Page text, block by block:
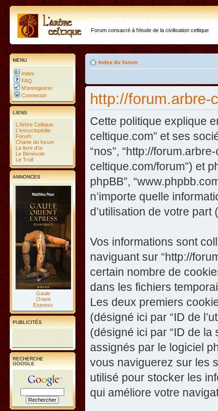
http://forum.arbre-
Forum consacré à l'étude de la civilisation celtique
MENU
Index
FAQ
M’enregistrer
Connexion
LIENS
L'Arbre Celtique
L'encyclopédie
Forum
Charte du forum
Le livre d'or
Le Bénévole
Le Troll
ANNONCES
Gaule
Orient
Express
PUBLICITÉS
RECHERCHE
GOOGLE
Index du forum
http://forum.arbre-
Cette politique explique
celtique.com” et ses
“nos”, “http://
celtique.com/forum”) et
phpBB”,
n’importe quelle
d’utilisation de votre part
Vos informations sont
naviguant sur “http://
certain nombre de
dans les fichiers
Les deux premiers
(désigné ici par “ID de
(désigné ici par “ID de
assignés par le logiciel
vous naviguerez sur les
utilisé pour stocker les
qui améliore votre